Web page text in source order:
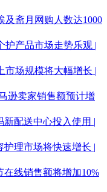
及斋月网购人数达1000
护产品市场走势乐观 |
市场规模将大幅增长 |
逊卖家销售额预计增
配送中心投入使用 |
护理市场将快速增长 |
在线销售额将增加10%